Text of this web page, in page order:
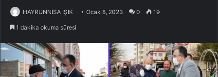
HAYRUNNİSA IŞIK Ocak 8, 2023 0 19
1 dakika okuma süresi